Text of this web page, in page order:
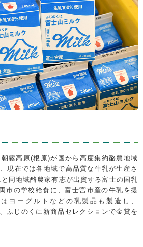
霧高原(根原)が国から高度集約酪農地域
現在では各地域で高品質な牛乳が生産さ
同地域酪農家有志が出資する富士の国乳
市の学校給食に、富士宮市産の牛乳を提
ヨーグルトなどの乳製品も製造し、
ふじのくに新商品セレクションで金賞を